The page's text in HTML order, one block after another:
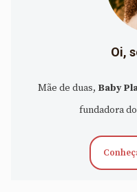
Oi,
Mãe de duas, Baby
fundadora